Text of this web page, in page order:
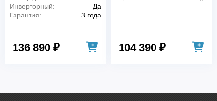
Инверторный:
Да
Гарантия:
3 года
136 890 ₽ 104 390 ₽